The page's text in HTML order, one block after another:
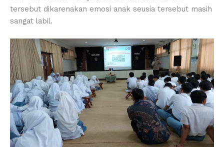
tersebut dikarenakan emosi anak seusia tersebut masih
sangat labil.